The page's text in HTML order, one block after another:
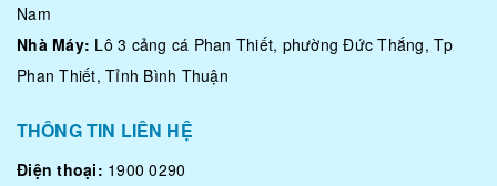
Nam
Nhà Máy: Lô 3 cảng cá Phan Thiết, phường Đức Thắng, Tp
Phan Thiết, Tỉnh Bình Thuận
THÔNG TIN LIÊN HỆ
Điện thoại: 1900 0290